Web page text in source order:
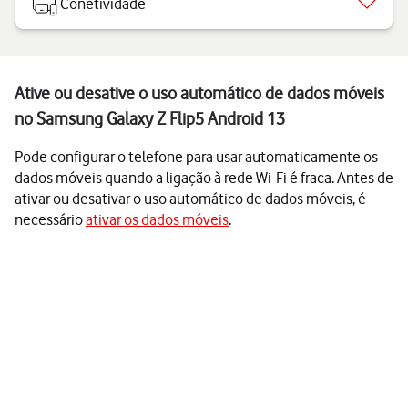
Conetividade
Ative ou desative o uso automático de dados móveis
no Samsung Galaxy Z Flip5 Android 13
Pode configurar o telefone para usar automaticamente os
dados móveis quando a ligação à rede Wi-Fi é fraca. Antes de
ativar ou desativar o uso automático de dados móveis, é
necessárioativar os dados móveis.